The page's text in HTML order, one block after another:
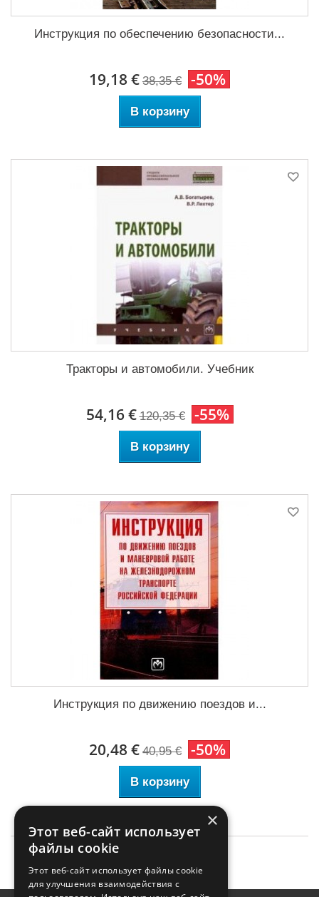
Инструкция по обеспечению безопасности...
19,18 € 38,35 € -50%
В корзину
Тракторы и автомобили. Учебник
54,16 € 120,35 € -55%
В корзину
Инструкция по движению поездов и...
20,48 € 40,95 € -50%
В корзину
×
Этот веб-сайт использует
файлы cookie
Этот веб-сайт использует файлы cookie
для улучшения взаимодействия с